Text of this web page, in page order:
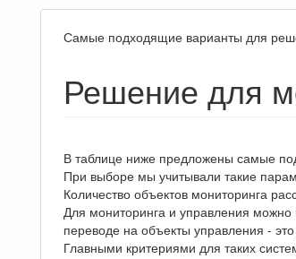
Самые подходящие варианты для
Решение для
В таблице ниже предложены самые
При выборе мы учитывали такие
Количество объектов мониторинга
Для мониторинга и управления
переводе на объекты управления -
Главными критериями для таких